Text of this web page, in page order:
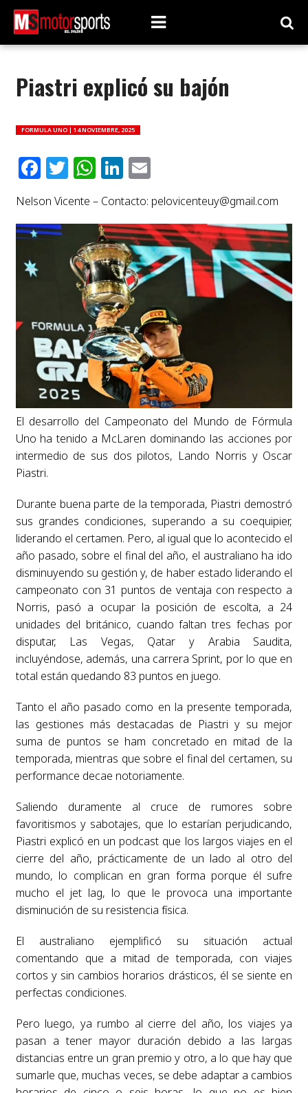
Piastri explicó su bajón
FORMULA UNO | 14 NOVIEMBRE, 2025
Facebook
Twitter
WhatsApp
LinkedIn
Email
Nelson Vicente – Contacto: pelovicenteuy@gmail.com
El desarrollo del Campeonato del Mundo de Fórmula
Uno ha tenido a McLaren dominando las acciones por
intermedio de sus dos pilotos, Lando Norris y Oscar
Piastri.
Durante buena parte de la temporada, Piastri demostró
sus grandes condiciones, superando a su coequipier,
liderando el certamen. Pero, al igual que lo acontecido el
año pasado, sobre el final del año, el australiano ha ido
disminuyendo su gestión y, de haber estado liderando el
campeonato con 31 puntos de ventaja con respecto a
Norris, pasó a ocupar la posición de escolta, a 24
unidades del británico, cuando faltan tres fechas por
disputar, Las Vegas, Qatar y Arabia Saudita,
incluyéndose, además, una carrera Sprint, por lo que en
total están quedando 83 puntos en juego.
Tanto el año pasado como en la presente temporada,
las gestiones más destacadas de Piastri y su mejor
suma de puntos se ham concretado en mitad de la
temporada, mientras que sobre el final del certamen, su
performance decae notoriamente.
Saliendo duramente al cruce de rumores sobre
favoritismos y sabotajes, que lo estarían perjudicando,
Piastri explicó en un podcast que los largos viajes en el
cierre del año, prácticamente de un lado al otro del
mundo, lo complican en gran forma porque él sufre
mucho el jet lag, lo que le provoca una importante
disminución de su resistencia física.
El australiano ejemplificó su situación actual
comentando que a mitad de temporada, con viajes
cortos y sin cambios horarios drásticos, él se siente en
perfectas condiciones.
Pero luego, ya rumbo al cierre del año, los viajes ya
pasan a tener mayor duración debido a las largas
distancias entre un gran premio y otro, a lo que hay que
sumarle que, muchas veces, se debe adaptar a cambios